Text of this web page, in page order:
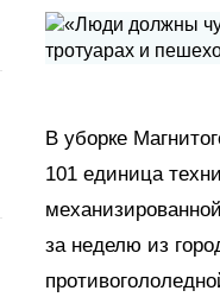
В уборке
101 единица
за неделю из